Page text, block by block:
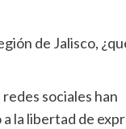
de Jalisco,
sociales han
la libertad de